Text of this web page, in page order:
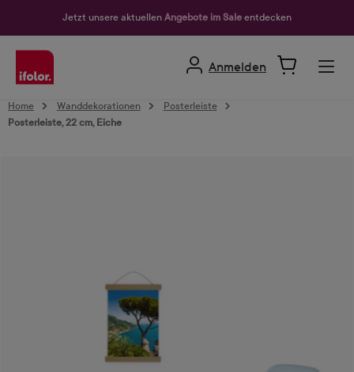
Jetzt unsere aktuellen Angebote im Sale entdecken
Anmelden
Home Wanddekorationen
Posterleiste
Posterleiste, 22 cm, Eiche